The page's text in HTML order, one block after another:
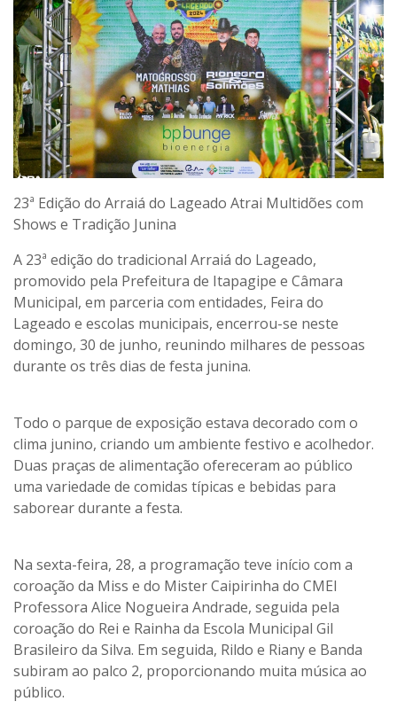
23ª Edição do Arraiá do Lageado Atrai Multidões com
Shows e Tradição Junina
A 23ª edição do tradicional Arraiá do Lageado,
promovido pela Prefeitura de Itapagipe e Câmara
Municipal, em parceria com entidades, Feira do
Lageado e escolas municipais, encerrou-se neste
domingo, 30 de junho, reunindo milhares de pessoas
durante os três dias de festa junina.
Todo o parque de exposição estava decorado com o
clima junino, criando um ambiente festivo e acolhedor.
Duas praças de alimentação ofereceram ao público
uma variedade de comidas típicas e bebidas para
saborear durante a festa.
Na sexta-feira, 28, a programação teve início com a
coroação da Miss e do Mister Caipirinha do CMEI
Professora Alice Nogueira Andrade, seguida pela
coroação do Rei e Rainha da Escola Municipal Gil
Brasileiro da Silva. Em seguida, Rildo e Riany e Banda
subiram ao palco 2, proporcionando muita música ao
público.